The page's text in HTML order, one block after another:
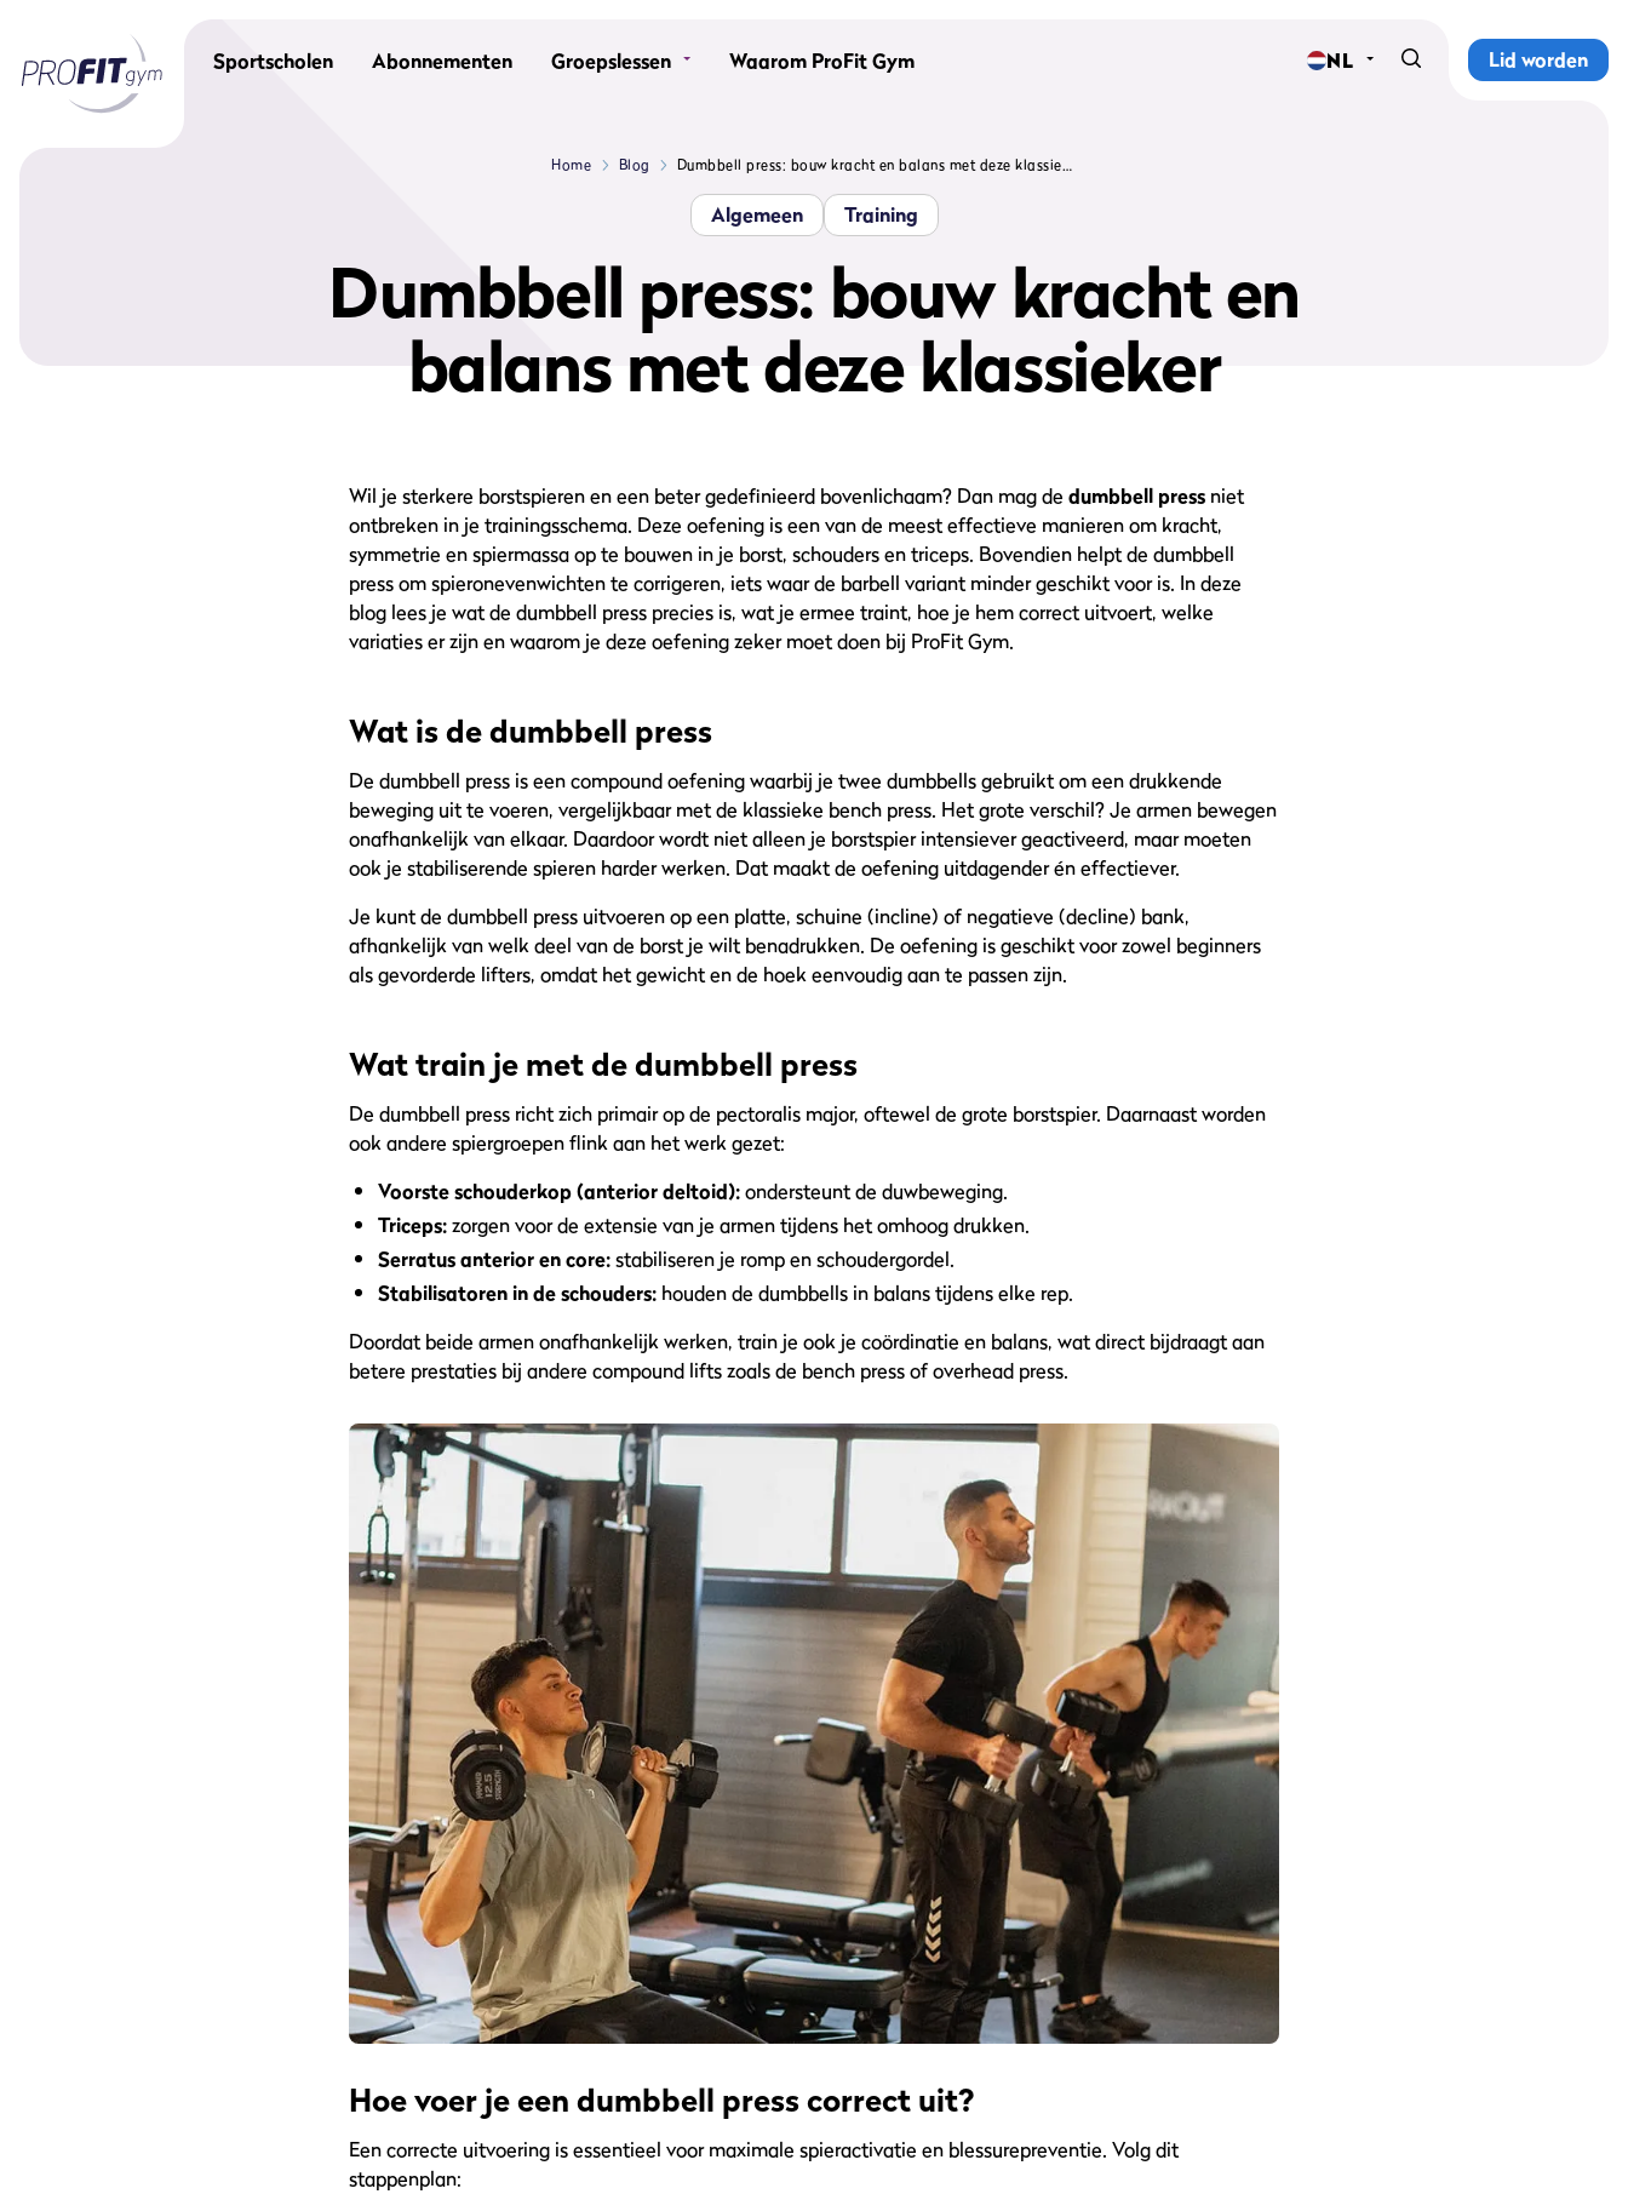
Sportscholen Abonnementen Groepslessen
Waarom ProFit Gym
Groepslessen
Lesrooster
Alle groepslessen
NL Lid worden
Home Blog Dumbbell press: bouw kracht en balans met deze klassieker
Algemeen Training
Dumbbell press: bouw kracht en
balans met deze klassieker
Wil je sterkere borstspieren en een beter gedefinieerd bovenlichaam? Dan mag de dumbbell press niet
ontbreken in je trainingsschema. Deze oefening is een van de meest effectieve manieren om kracht,
symmetrie en spiermassa op te bouwen in je borst, schouders en triceps. Bovendien helpt de dumbbell
press om spieronevenwichten te corrigeren, iets waar de barbell variant minder geschikt voor is. In deze
blog lees je wat de dumbbell press precies is, wat je ermee traint, hoe je hem correct uitvoert, welke
variaties er zijn en waarom je deze oefening zeker moet doen bij ProFit Gym.
Wat is de dumbbell press
De dumbbell press is een compound oefening waarbij je twee dumbbells gebruikt om een drukkende
beweging uit te voeren, vergelijkbaar met de klassieke bench press. Het grote verschil? Je armen bewegen
onafhankelijk van elkaar. Daardoor wordt niet alleen je borstspier intensiever geactiveerd, maar moeten
ook je stabiliserende spieren harder werken. Dat maakt de oefening uitdagender én effectiever.
Je kunt de dumbbell press uitvoeren op een platte, schuine (incline) of negatieve (decline) bank,
afhankelijk van welk deel van de borst je wilt benadrukken. De oefening is geschikt voor zowel beginners
als gevorderde lifters, omdat het gewicht en de hoek eenvoudig aan te passen zijn.
Wat train je met de dumbbell press
De dumbbell press richt zich primair op de pectoralis major, oftewel de grote borstspier. Daarnaast worden
ook andere spiergroepen flink aan het werk gezet:
Voorste schouderkop (anterior deltoid):ondersteunt de duwbeweging.
Triceps:zorgen voor de extensie van je armen tijdens het omhoog drukken.
Serratus anterior en core:stabiliseren je romp en schoudergordel.
Stabilisatoren in de schouders: houden de dumbbells in balans tijdens elke rep.
Doordat beide armen onafhankelijk werken, train je ook je coördinatie en balans, wat direct bijdraagt aan
betere prestaties bij andere compound lifts zoals de bench press of overhead press.
Hoe voer je een dumbbell press correct uit?
Een correcte uitvoering is essentieel voor maximale spieractivatie en blessurepreventie. Volg dit
stappenplan: